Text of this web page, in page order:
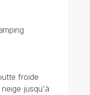
froide
jusqu'à